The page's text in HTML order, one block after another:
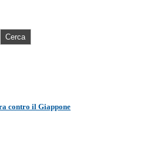
Cerca
contro il Giappone